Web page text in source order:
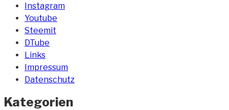
Instagram
Youtube
Steemit
DTube
Links
Impressum
Datenschutz
Kategorien